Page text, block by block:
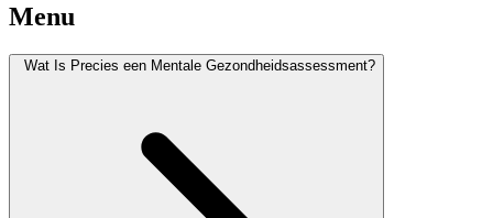
Menu
Wat Is Precies een Mentale Gezondheidsassessment?